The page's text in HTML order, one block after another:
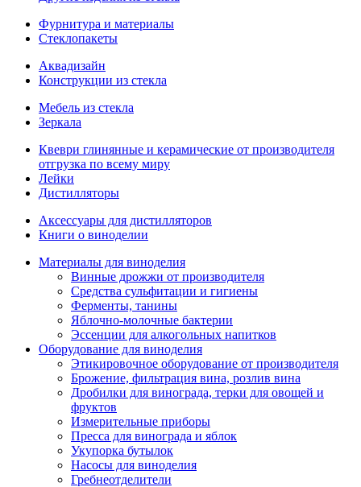
Фурнитура и материалы
Стеклопакеты
Аквадизайн
Конструкции из стекла
Мебель из стекла
Зеркала
Квеври глинянные и керамические от производителя
отгрузка по всему миру
Лейки
Дистилляторы
Аксессуары для дистилляторов
Книги о виноделии
Материалы для виноделия
Винные дрожжи от производителя
Средства сульфитации и гигиены
Ферменты, танины
Яблочно-молочные бактерии
Эссенции для алкогольных напитков
Оборудование для виноделия
Этикировочное оборудование от производителя
Брожение, фильтрация вина, розлив вина
Дробилки для винограда, терки для овощей и
фруктов
Измерительные приборы
Пресса для винограда и яблок
Укупорка бутылок
Насосы для виноделия
Гребнеотделители